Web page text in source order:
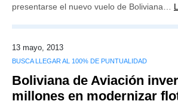
presentarse el nuevo vuelo de Boliviana…
13 mayo, 2013
BUSCA LLEGAR AL 100% DE PUNTUALIDAD
Boliviana de Aviación
millones en modernizar